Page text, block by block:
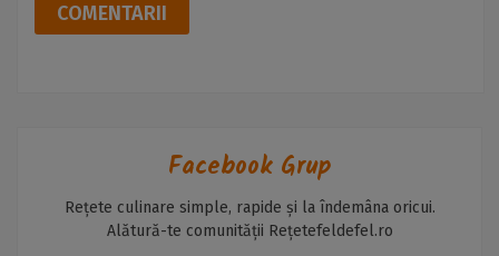
COMENTARII
Facebook Grup
Rețete culinare simple, rapide și la îndemâna oricui.
Alătură-te comunității Rețetefeldefel.ro